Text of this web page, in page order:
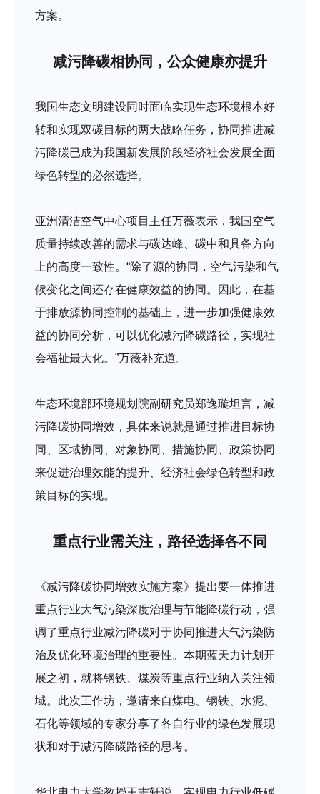
方案。
减污降碳相协同，公众健康亦提升
我国生态文明建设同时面临实现生态环境根本好
转和实现双碳目标的两大战略任务，协同推进减
污降碳已成为我国新发展阶段经济社会发展全面
绿色转型的必然选择。
亚洲清洁空气中心项目主任万薇表示，我国空气
质量持续改善的需求与碳达峰、碳中和具备方向
上的高度一致性。“除了源的协同，空气污染和气
候变化之间还存在健康效益的协同。因此，在基
于排放源协同控制的基础上，进一步加强健康效
益的协同分析，可以优化减污降碳路径，实现社
会福祉最大化。”万薇补充道。
生态环境部环境规划院副研究员郑逸璇坦言，减
污降碳协同增效，具体来说就是通过推进目标协
同、区域协同、对象协同、措施协同、政策协同
来促进治理效能的提升、经济社会绿色转型和政
策目标的实现。
重点行业需关注，路径选择各不同
《减污降碳协同增效实施方案》提出要一体推进
重点行业大气污染深度治理与节能降碳行动，强
调了重点行业减污降碳对于协同推进大气污染防
治及优化环境治理的重要性。本期蓝天力计划开
展之初，就将钢铁、煤炭等重点行业纳入关注领
域。此次工作坊，邀请来自煤电、钢铁、水泥、
石化等领域的专家分享了各自行业的绿色发展现
状和对于减污降碳路径的思考。